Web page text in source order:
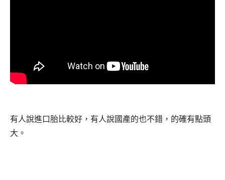
有人說進口胎比較好，有人說國產的也不錯，的確有點頭
大。